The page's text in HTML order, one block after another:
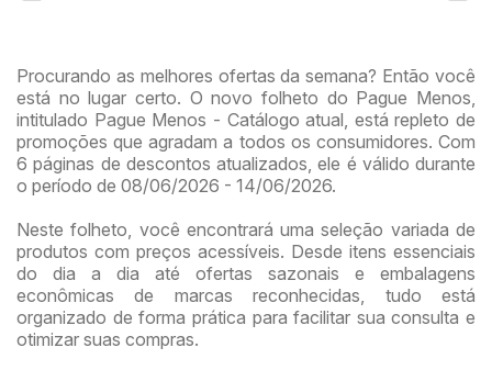
Procurando as melhores ofertas da semana? Então você
está no lugar certo. O novo folheto do Pague Menos,
intitulado Pague Menos - Catálogo atual, está repleto de
promoções que agradam a todos os consumidores. Com
6 páginas de descontos atualizados, ele é válido durante
o período de 08/06/2026 - 14/06/2026.
Neste folheto, você encontrará uma seleção variada de
produtos com preços acessíveis. Desde itens essenciais
do dia a dia até ofertas sazonais e embalagens
econômicas de marcas reconhecidas, tudo está
organizado de forma prática para facilitar sua consulta e
otimizar suas compras.